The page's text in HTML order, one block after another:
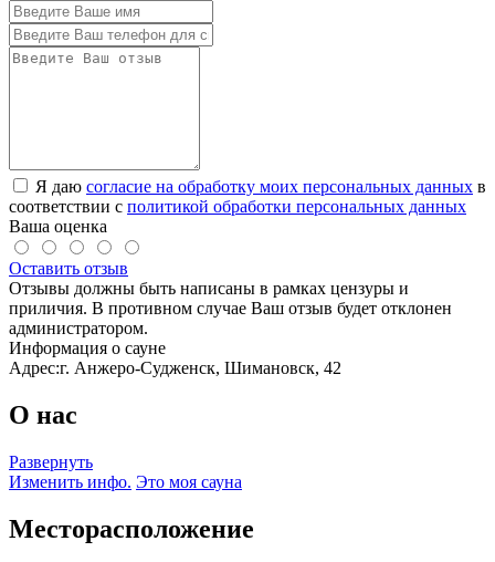
Я даю согласие на обработку моих персональных данных в
соответствии с политикой обработки персональных данных
Ваша оценка
Оставить отзыв
Отзывы должны быть написаны в рамках цензуры и
приличия. В противном случае Ваш отзыв будет отклонен
администратором.
Информация о сауне
Адрес:г. Анжеро-Судженск, Шимановск, 42
О нас
Развернуть
Изменить инфо. Это моя сауна
Месторасположение